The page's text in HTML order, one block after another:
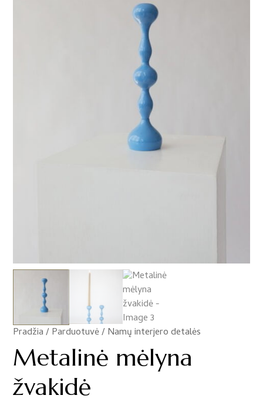
Pradžia/Parduotuvė/Namų interjero detalės
/
Metalinė mėlyna
žvakidė